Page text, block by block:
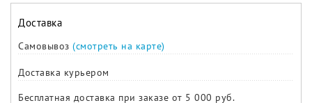
Доставка
Самовывоз (смотреть на карте)
Доставка курьером
Бесплатная доставка при заказе от 5 000 руб.